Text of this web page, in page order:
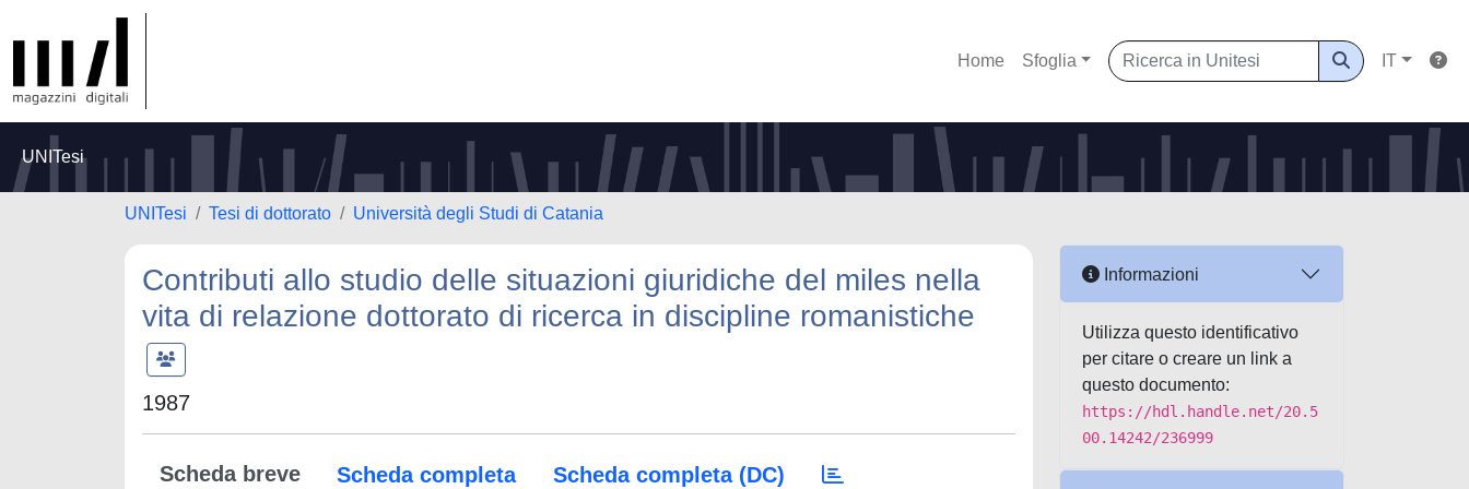
Home Sfoglia IT
UNITesi
UNITesi Tesi di dottorato Università degli Studi di Catania
Contributi allo studio delle situazioni giuridiche del miles nella
vita di relazione dottorato di ricerca in discipline romanistiche
1987
Scheda breve Scheda completa Scheda completa (DC)
Informazioni
Utilizza questo identificativo
per citare o creare un link a
questo documento:
https://hdl.handle.net/20.5
00.14242/236999